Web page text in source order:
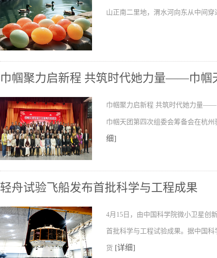
山正南二里地，渭水河向东从中间
巾帼聚力启新程 共筑时代她力量——巾帼
巾帼聚力启新程 共筑时代她力量——
巾帼天团第四次组委会筹备会在杭
细]
轻舟试验飞船发布首批科学与工程成果
4月15日，由中国科学院微小卫星创
首批科学与工程试验成果。据中国
货 [详细]